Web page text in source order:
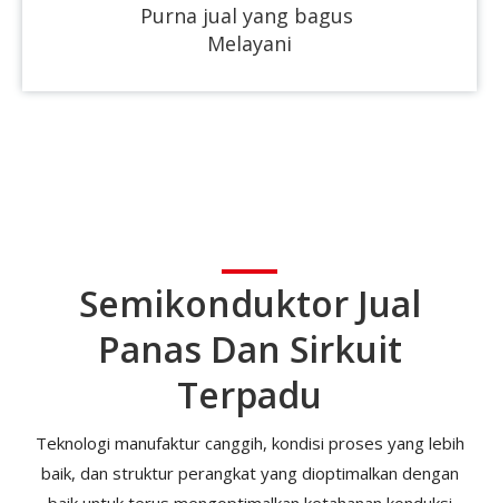
Purna jual yang bagus
Melayani
Semikonduktor Jual
Panas Dan Sirkuit
Terpadu
Teknologi manufaktur canggih, kondisi proses yang lebih
baik, dan struktur perangkat yang dioptimalkan dengan